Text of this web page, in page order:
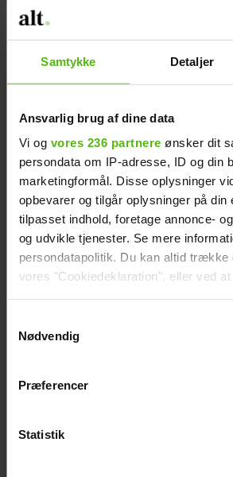
Samtykke Detaljer
Ansvarlig brug af dine data
Vi og vores 236 partnere ønsker dit
persondata om IP-adresse, ID og
marketingformål. Disse oplysninger
opbevarer og tilgår oplysninger på
tilpasset indhold, foretage annonce-
og udvikle tjenester. Se mere
persondatapolitik. Du kan altid
vores "Cookiedeklaration", eller ved
Vi anvender egne cookies og
generere statistik og huske dine
Nødvendig
Præferencer
Statistik
Afslører
Philine
Jacob Bruun
venter barn